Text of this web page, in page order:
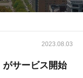
2023.08.03
がサービス開始